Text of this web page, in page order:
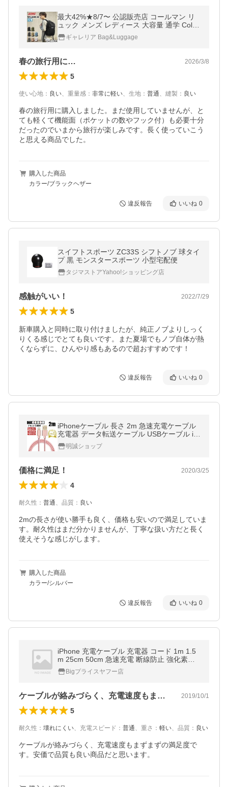
最大42%★8/7〜 公認販売店 コールマン リ
ュック メンズ レディース 大容量 通学 Cole
man カジュアル 通勤 軽量 25L A4 2層 撥水
WALKER ウォーカー25
ギャレリア Bag&Luggage
春の旅行用に… 2026/3/8
5
使い心地 ： 良い、 重量感 ： 非常に軽い、 生地 ： 普通、 縫製 ： 良い
春の旅行用に購入しました。まだ使用していませんが、と
ても軽くて機能面（ポケットの数やフック付）も必要十分
だったのでいまから旅行が楽しみです。長く使っていこう
と思える商品でした。
購入した商品
カラー/ブラックヘザー
違反報告 いいね 0
スイフトスポーツ ZC33S シフトノブ 球タイ
プ 黒 モンスタースポーツ 小型宅配便
タジマストアYahoo!ショッピング店
感触がいい！ 2022/7/29
5
新車購入と同時に取り付けましたが、純正ノブよりしっく
りくる感じでとても良いです。また夏場でもノブ自体が熱
くならずに、ひんやり感もあるので超おすすめです！
違反報告 いいね 0
iPhoneケーブル 長さ 2m 急速充電ケーブル
充電器 データ転送ケーブル USBケーブル iP
ad用 iPhone17 Air 16 15Plus 14Pro 13 12mi
ni 11 XR X【PL保険済み安心】
明誠ショップ
価格に満足！ 2020/3/25
4
耐久性 ： 普通、 品質 ： 良い
2mの長さが使い勝手も良く、価格も安いので満足していま
す。耐久性はまだ分かりませんが、丁寧な扱い方だと長く
使えそうな感じがします。
購入した商品
カラー/シルバー
違反報告 いいね 0
iPhone 充電ケーブル 充電器 コード 1m 1.5
m 25cm 50cm 急速充電 断線防止 強化素材 i
Phone11 iPhoneX iPhone各種 モバイルバッ
テリー planetcord 90日保証
Bigプライスヤフー店
ケーブルが絡みづらく、充電速度もまずま… 2019/10/1
5
耐久性 ： 壊れにくい、 充電スピード ： 普通、 重さ ： 軽い、 品質 ： 良い
ケーブルが絡みづらく、充電速度もまずまずの満足度で
す。安価で品質も良い商品だと思います。